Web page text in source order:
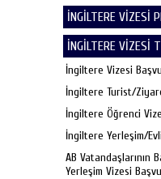
İNGİLTERE VİZESİ
İNGİLTERE VİZESİ
İngiltere Vizesi
İngiltere Turist/
İngiltere Öğrenci
İngiltere Yerleşim/
AB Vatandaşlarının
Yerleşim Vizesi